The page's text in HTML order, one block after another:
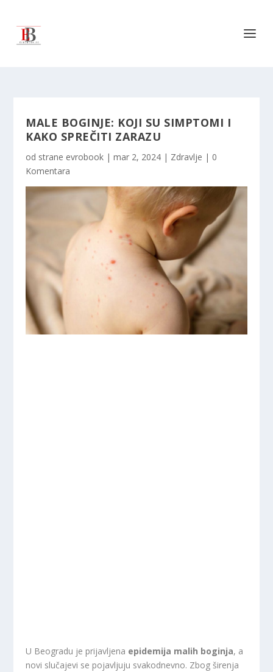
MALE BOGINJE: KOJI SU SIMPTOMI I
KAKO SPREČITI ZARAZU
od strane evrobook |mar 2, 2024 | Zdravlje | 0
Komentara
U Beogradu je prijavljena epidemija malih boginja, a
novi slučajevi se pojavljuju svakodnevno. Zbog širenja